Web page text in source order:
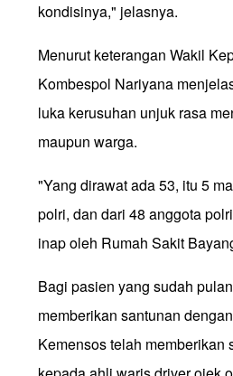
kondisinya," jelasnya.
Menurut keterangan Wakil
Kombespol Nariyana
luka kerusuhan unjuk rasa
maupun warga.
"Yang dirawat ada 53, itu 5
polri, dan dari 48 anggota
inap oleh Rumah Sakit
Bagi pasien yang sudah
memberikan santunan
Kemensos telah memberikan